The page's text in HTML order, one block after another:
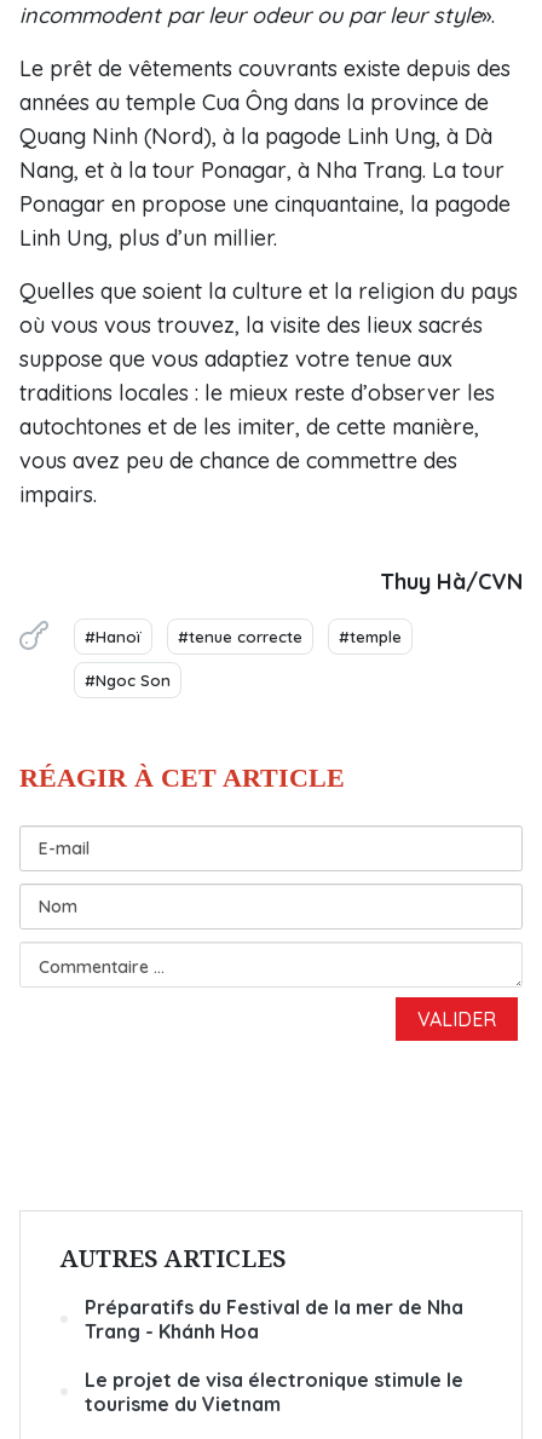
incommodent par leur odeur ou par leur style».
Le prêt de vêtements couvrants existe depuis des
années au temple Cua Ông dans la province de
Quang Ninh (Nord), à la pagode Linh Ung, à Dà
Nang, et à la tour Ponagar, à Nha Trang. La tour
Ponagar en propose une cinquantaine, la pagode
Linh Ung, plus d’un millier.
Quelles que soient la culture et la religion du pays
où vous vous trouvez, la visite des lieux sacrés
suppose que vous adaptiez votre tenue aux
traditions locales : le mieux reste d’observer les
autochtones et de les imiter, de cette manière,
vous avez peu de chance de commettre des
impairs.
Thuy Hà/CVN
#Hanoï #tenue correcte #temple
#Ngoc Son
AUTRES ARTICLES
Préparatifs du Festival de la mer de Nha
Trang - Khánh Hoa
Le projet de visa électronique stimule le
tourisme du Vietnam